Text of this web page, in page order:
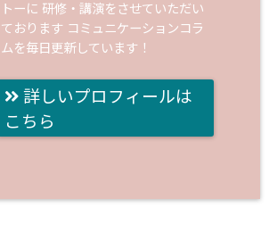
トーに 研修・講演をさせていただい
ております コミュニケーションコラ
ムを毎日更新しています！
詳しいプロフィールは
こちら